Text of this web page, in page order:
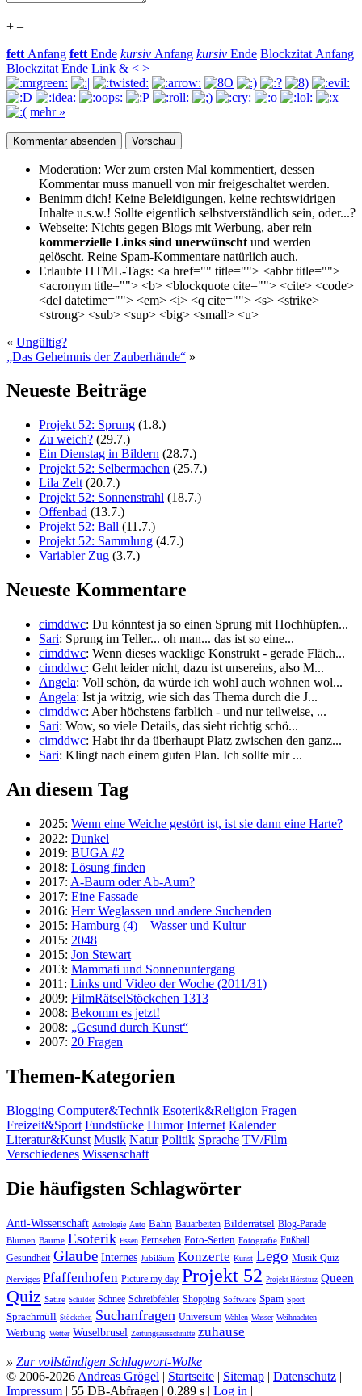
+ –
fett Anfang fett Ende kursiv Anfang kursiv Ende Blockzitat Anfang
Blockzitat Ende Link & < >
mehr »
Moderation: Wer zum ersten Mal kommentiert, dessen
Kommentar muss manuell von mir freigeschaltet werden.
Benimm dich! Keine Beleidigungen, keine rechtswidrigen
Inhalte u.s.w.! Sollte eigentlich selbst­verständlich sein, oder...?
Webseite: Nichts gegen Blogs mit Werbung, aber rein
kommerzielle Links sind unerwünscht und werden
gelöscht. Reine Spam-Kommentare natürlich auch.
Erlaubte HTML-Tags: <a href="" title=""> <abbr title="">
<acronym title=""> <b> <blockquote cite=""> <cite> <code>
<del datetime=""> <em> <i> <q cite=""> <s> <strike>
<strong> <sub> <sup> <big> <small> <u>
« Ungültig?
„Das Geheimnis der Zauberhände“ »
Neueste Beiträge
Projekt 52: Sprung (1.8.)
Zu weich? (29.7.)
Ein Dienstag in Bildern (28.7.)
Projekt 52: Selbermachen (25.7.)
Lila Zelt (20.7.)
Projekt 52: Sonnenstrahl (18.7.)
Offenbad (13.7.)
Projekt 52: Ball (11.7.)
Projekt 52: Sammlung (4.7.)
Variabler Zug (3.7.)
Neueste Kommentare
cimddwc: Du könntest ja so einen Sprung mit Hochhüpfen...
Sari: Sprung im Teller... oh man... das ist so eine...
cimddwc: Wenn dieses wacklige Konstrukt - gerade Fläch...
cimddwc: Geht leider nicht, dazu ist unsereins, also M...
Angela: Voll schön, da würde ich wohl auch wohnen wol...
Angela: Ist ja witzig, wie sich das Thema durch die J...
cimddwc: Aber höchstens farblich - und nur teilweise, ...
Sari: Wow, so viele Details, das sieht richtig schö...
cimddwc: Habt ihr da überhaupt Platz zwischen den ganz...
Sari: Klingt nach einem guten Plan. Ich sollte mir ...
An diesem Tag
2025: Wenn eine Weiche gestört ist, ist sie dann eine Harte?
2022: Dunkel
2019: BUGA #2
2018: Lösung finden
2017: A-Baum oder Ab-Aum?
2017: Eine Fassade
2016: Herr Weglassen und andere Suchenden
2015: Hamburg (4) – Wasser und Kultur
2015: 2048
2015: Jon Stewart
2013: Mammati und Sonnenuntergang
2011: Links und Video der Woche (2011/31)
2009: FilmRätselStöckchen 1313
2008: Bekomm es jetzt!
2008: „Gesund durch Kunst“
2007: 20 Fragen
Themen-Kategorien
Blogging Computer&Technik Esoterik&Religion Fragen
Freizeit&Sport Fundstücke Humor Internet Kalender
Literatur&Kunst Musik Natur Politik Sprache TV/Film
Verschiedenes Wissenschaft
Die häufigsten Schlagwörter
Anti-Wissenschaft Astrologie Auto Bahn Bauarbeiten Bilderrätsel Blog-Parade
Blumen Bäume Esoterik Essen Fernsehen Foto-Serien Fotografie Fußball
Gesundheit Glaube Internes Jubiläum Konzerte Kunst Lego Musik-Quiz
Nerviges Pfaffenhofen Picture my day Projekt 52 Projekt Hörsturz Queen
Quiz Satire Schilder Schnee Schreibfehler Shopping Software Spam Sport
Sprachmüll Stöckchen Suchanfragen Universum Wahlen Wasser Weihnachten
Werbung Wetter Wuselbrusel Zeitungsausschnitte zuhause
» Zur vollständigen Schlagwort-Wolke
© 2006-2026 Andreas Grögel | Startseite | Sitemap | Datenschutz |
Impressum | 55 DB-Abfragen | 0.289 s | Log in |